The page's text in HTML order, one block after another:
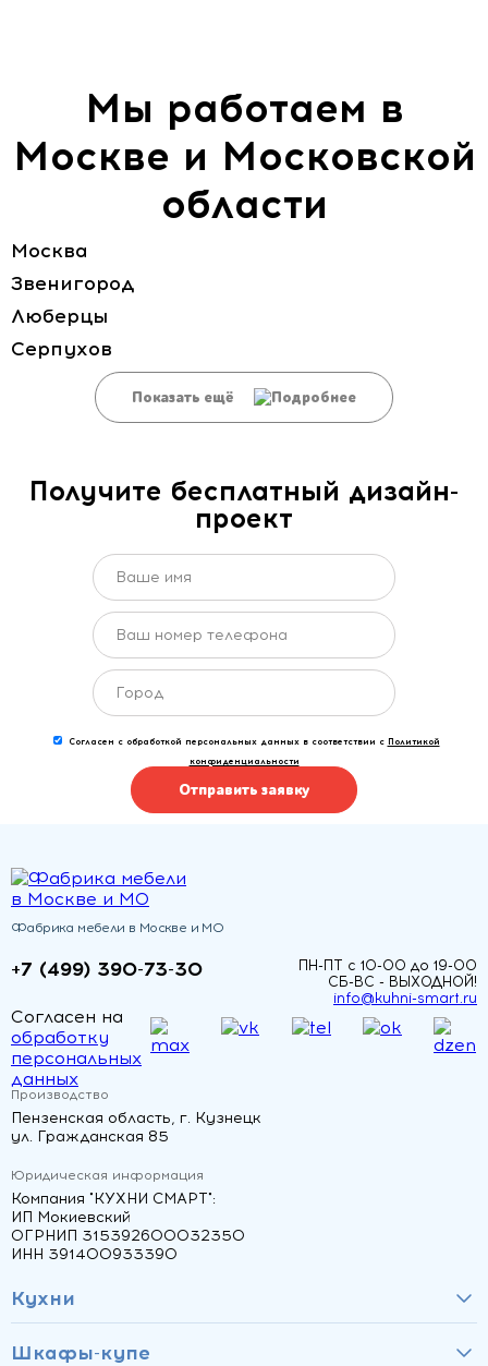
Мы работаем в
Москве и Московской
области
Москва
Звенигород
Люберцы
Серпухов
Показать ещё
Получите бесплатный дизайн-
проект
Согласен с обработкой персональных данных в соответствии с Политикой
конфиденциальности
Отправить заявку
Фабрика мебели в Москве и МО
+7 (499) 390-73-30
ПН-ПТ с 10-00 до 19-00
СБ-ВС - ВЫХОДНОЙ!
info@kuhni-smart.ru
Согласен на
обработку
персональных
данных
Производство
Пензенская область, г. Кузнецк
ул. Гражданская 85
Юридическая информация
Компания "КУХНИ СМАРТ":
ИП Мокиевский
ОГРНИП 315392600032350
ИНН 391400933390
Кухни
Шкафы-купе